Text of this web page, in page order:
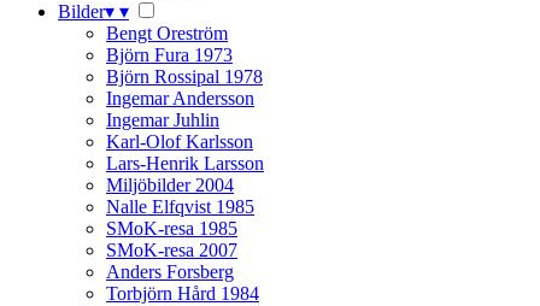
Bilder▾ ▾
Bengt Oreström
Björn Fura 1973
Björn Rossipal 1978
Ingemar Andersson
Ingemar Juhlin
Karl-Olof Karlsson
Lars-Henrik Larsson
Miljöbilder 2004
Nalle Elfqvist 1985
SMoK-resa 1985
SMoK-resa 2007
Anders Forsberg
Torbjörn Hård 1984